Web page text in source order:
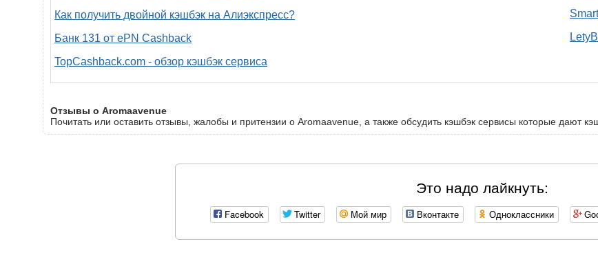
Как получить двойной кэшбэк на Алиэкспресс?
Банк 131 от ePN Cashback
TopCashback.com - обзор кэшбэк сервиса
Отзывы о Aromaavenue
Почитать или оставить отзывы, жалобы и притензии о Aromaavenue, а также обсудить кэшбэк сервисы которые дают
Это надо лайкнуть:
Facebook Twitter Мой мир Вконтакте Одноклассники